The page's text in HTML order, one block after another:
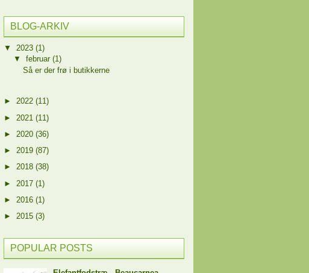
BLOG-ARKIV
▼ 2023 (1)
▼ februar (1)
Så er der frø i butikkerne
► 2022 (11)
► 2021 (11)
► 2020 (36)
► 2019 (87)
► 2018 (38)
► 2017 (1)
► 2016 (1)
► 2015 (3)
POPULAR POSTS